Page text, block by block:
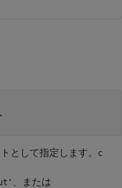
として指定します。 c
、または